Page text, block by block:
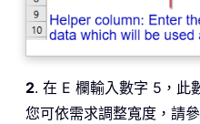
2. 在 E 欄輸入數字 5，此
您可依需求調整寬度，請